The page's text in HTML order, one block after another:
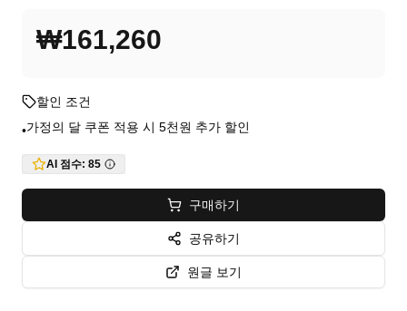
₩161,260
할인 조건
•가정의 달 쿠폰 적용 시 5천원 추가 할인
AI 점수: 85
구매하기
공유하기
원글 보기